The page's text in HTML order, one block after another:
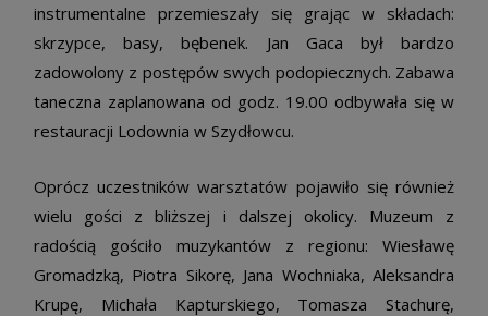
instrumentalne przemieszały się grając w składach:
skrzypce, basy, bębenek. Jan Gaca był bardzo
zadowolony z postępów swych podopiecznych. Zabawa
taneczna zaplanowana od godz. 19.00 odbywała się w
restauracji Lodownia w Szydłowcu.
Oprócz uczestników warsztatów pojawiło się również
wielu gości z bliższej i dalszej okolicy. Muzeum z
radością gościło muzykantów z regionu: Wiesławę
Gromadzką, Piotra Sikorę, Jana Wochniaka, Aleksandra
Krupę, Michała Kapturskiego, Tomasza Stachurę,